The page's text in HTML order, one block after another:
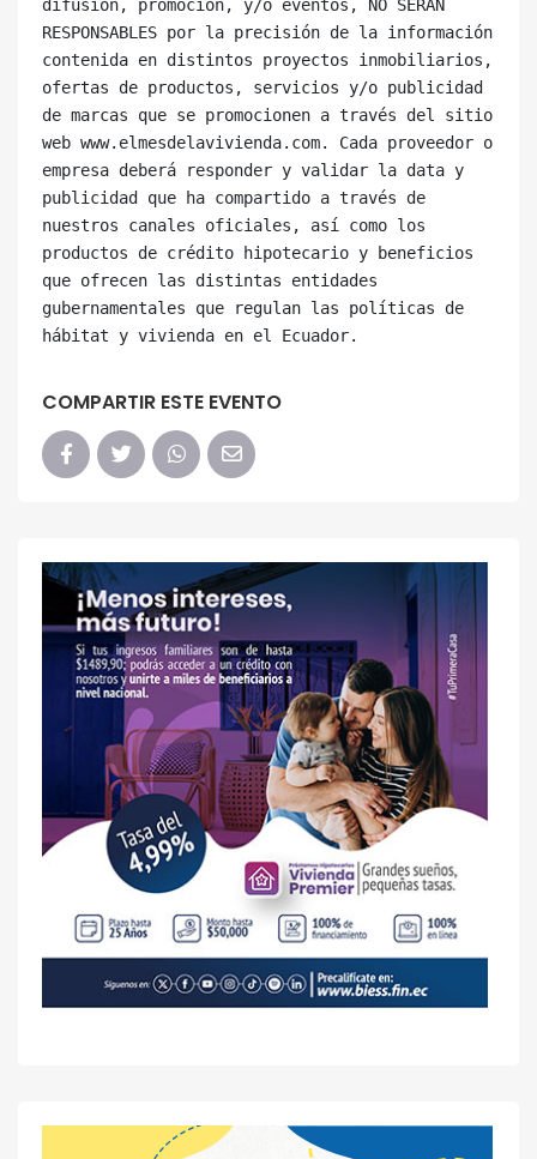
difusión, promoción, y/o eventos, NO SERÁN
RESPONSABLES por la precisión de la información
contenida en distintos proyectos inmobiliarios,
ofertas de productos, servicios y/o publicidad
de marcas que se promocionen a través del sitio
web www.elmesdelavivienda.com. Cada proveedor o
empresa deberá responder y validar la data y
publicidad que ha compartido a través de
nuestros canales oficiales, así como los
productos de crédito hipotecario y beneficios
que ofrecen las distintas entidades
gubernamentales que regulan las políticas de
COMPARTIR ESTE EVENTO